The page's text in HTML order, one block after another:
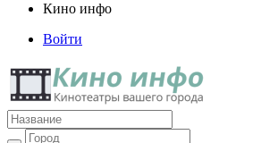
Кино инфо
Войти
Кино инфо
Кинотеатры вашего города